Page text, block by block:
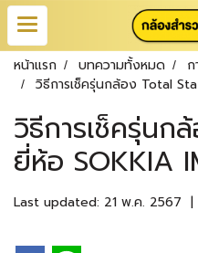
หน้าแรก บทความทั้งหมด
วิธีการเช็ครุ่นกล้อง Total
วิธีการเช็ครุ่นก
ยี่ห้อ SOKKIA
Last updated: 21 พ.ค. 2567 |